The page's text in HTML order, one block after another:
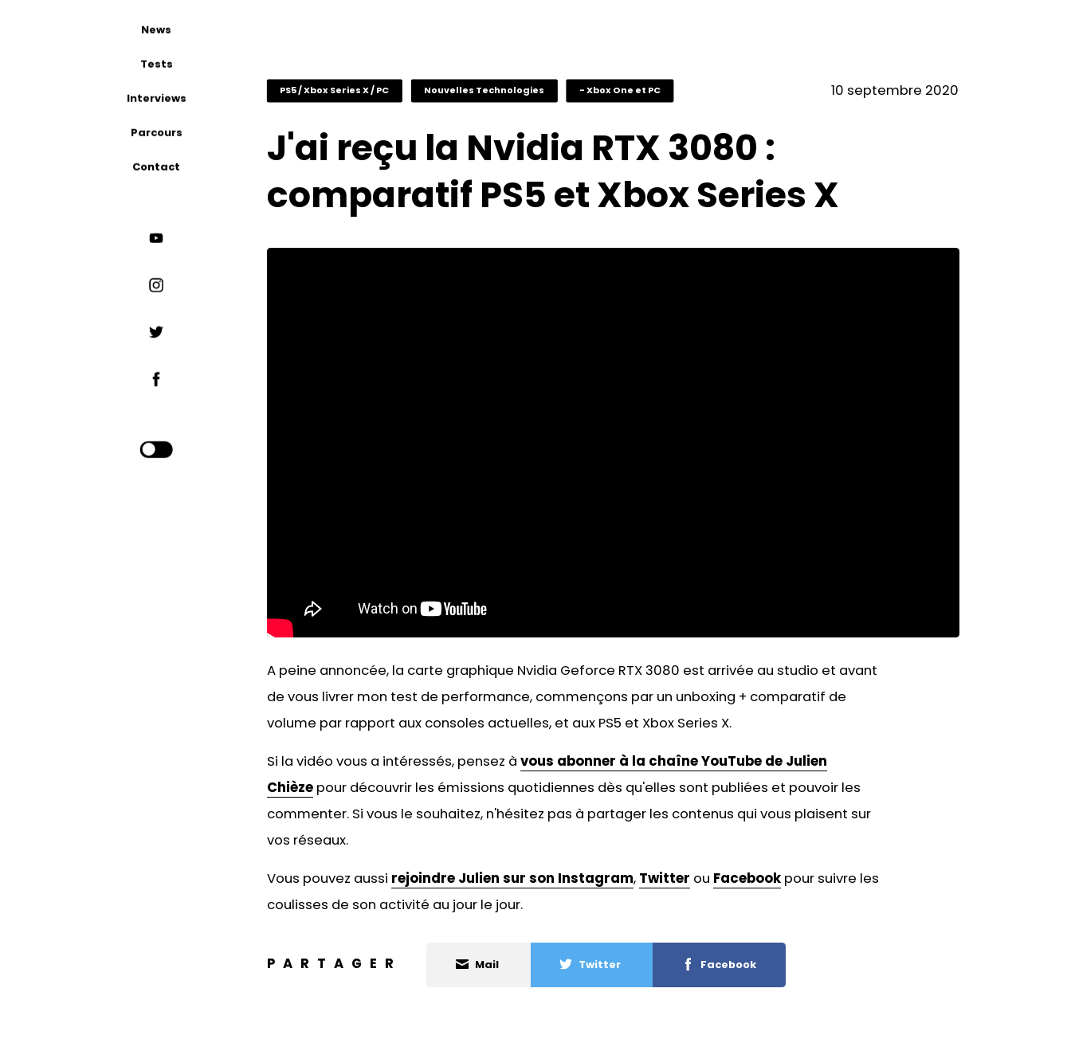
News
Tests
Interviews
Parcours
Contact
10 septembre 2020
PS5 / Xbox Series X / PC Nouvelles Technologies - Xbox One et PC
J'ai reçu la Nvidia RTX 3080 :
comparatif PS5 et Xbox Series X
A peine annoncée, la carte graphique Nvidia Geforce RTX 3080 est arrivée au studio et avant
de vous livrer mon test de performance, commençons par un unboxing + comparatif de
volume par rapport aux consoles actuelles, et aux PS5 et Xbox Series X.
Si la vidéo vous a intéressés, pensez à vous abonner à la chaîne YouTube de Julien
Chièzepour découvrir les émissions quotidiennes dès qu'elles sont publiées et pouvoir les
commenter. Si vous le souhaitez, n'hésitez pas à partager les contenus qui vous plaisent sur
vos réseaux.
Vous pouvez aussi rejoindre Julien sur son Instagram, Twitter ou Facebookpour suivre les
coulisses de son activité au jour le jour.
PARTAGER Mail Twitter Facebook